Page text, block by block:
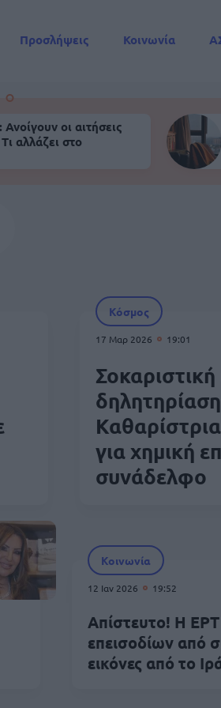
Προσλήψεις Κοινωνία
οι αιτήσεις
αλλάζει στο
Κόσμος
17 Μαρ 2026 19:01
για χημική
συνάδελφο
Κοινωνία
12 Ιαν 2026 19:52
Απίστευτο! Η ΕΡΤ
επεισοδίων από
εικόνες από το